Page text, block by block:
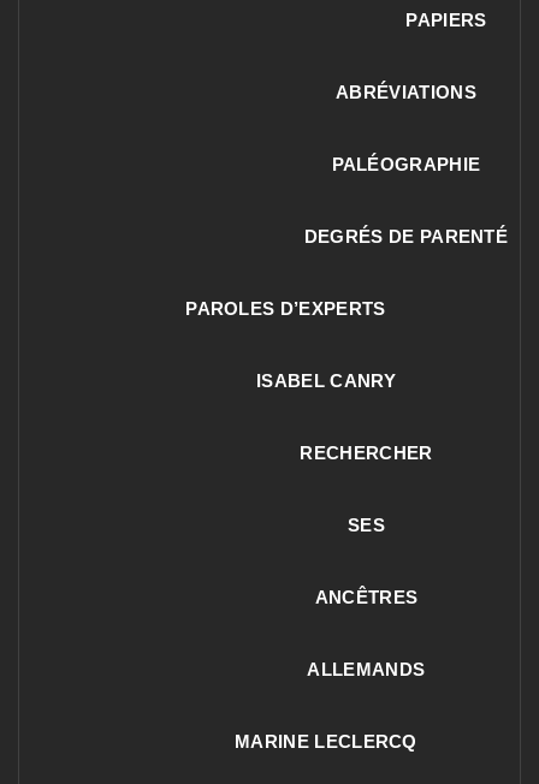
PAPIERS
ABRÉVIATIONS
PALÉOGRAPHIE
DEGRÉS DE PARENTÉ
PAROLES D’EXPERTS
ISABEL CANRY
RECHERCHER
SES
ANCÊTRES
ALLEMANDS
MARINE LECLERCQ